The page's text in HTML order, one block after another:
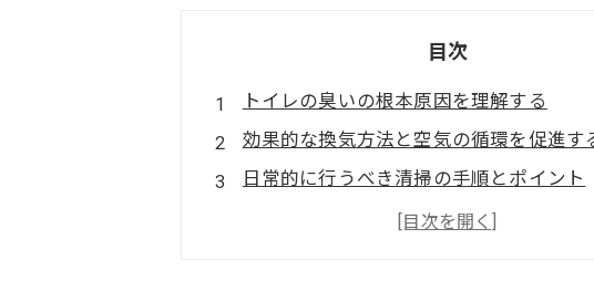
目次
トイレの臭いの根本原因を理解する
効果的な換気方法と空気の循環を促進す
日常的に行うべき清掃の手順とポイント
プロが使う便利な掃除用品とその活用法